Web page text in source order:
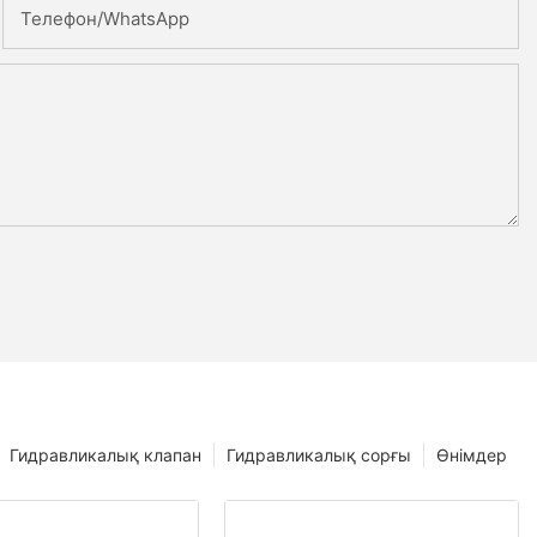
Телефон/whatsApp
Өнімдер
Гидравликалық сорғы
Гидравликалық клапан